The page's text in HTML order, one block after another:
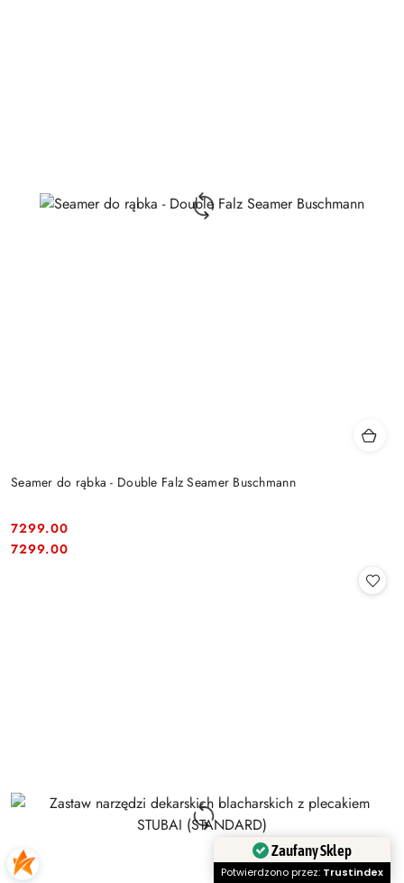
Seamer do rąbka - Double Falz Seamer Buschmann
Cena:
7299.00
Cena:
7299.00
Zaufany Sklep
Potwierdzono przez: Trustindex